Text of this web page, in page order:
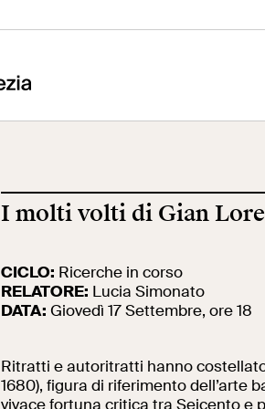
Scuole
Ricerca
del Risorgimento
I molti volti di Gian
CICLO: Ricerche in corso
RELATORE: Lucia Simonato
DATA: Giovedì 17 Settembre, ore 18
Ritratti e autoritratti hanno
1680), figura di riferimento dell’arte
vivace fortuna critica tra Seicento e